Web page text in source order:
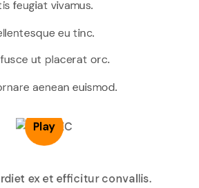
feugiat vivamus.
eu tinc.
ut placerat orc.
aenean euismod.
Play
ex et efficitur convallis.